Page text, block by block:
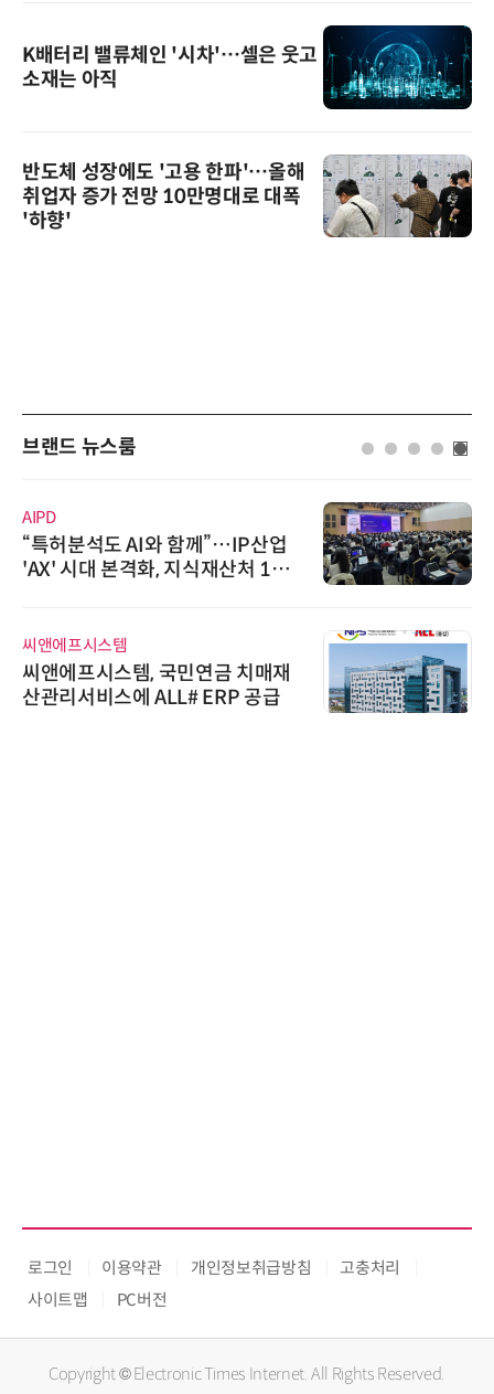
K배터리 밸류체인 '시차'…셀은 웃고
소재는 아직
반도체 성장에도 '고용 한파'…올해
취업자 증가 전망 10만명대로 대폭
'하향'
브랜드 뉴스룸
AIPD
“특허분석도 AI와 함께”…IP산업
'AX' 시대 본격화, 지식재산처 1호
씨앤에프시스템
씨앤에프시스템, 국민연금 치매재
산관리서비스에 ALL# ERP 공급
로그인 이용약관 개인정보취급방침
고충처리
사이트맵
PC버전
Copyright © Electronic Times Internet. All Rights Reserved.